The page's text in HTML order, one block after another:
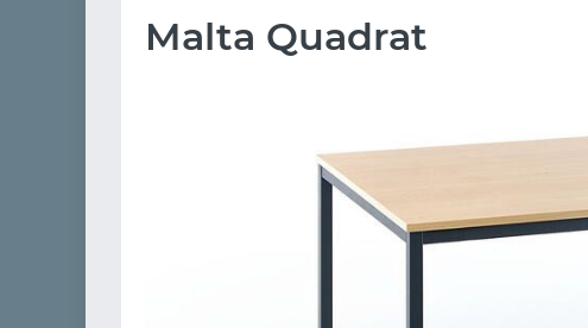
Malta Quadrat